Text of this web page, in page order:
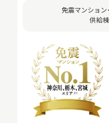
免震マンション
供給